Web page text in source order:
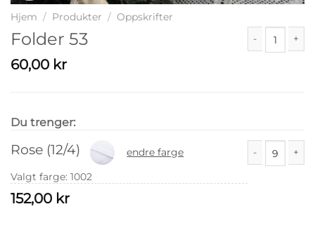
Hjem / Produkter / Oppskrifter
Folder 53
60,00 kr
Du trenger:
Rose (12/4)
endre farge
Valgt farge: 1002
152,00 kr